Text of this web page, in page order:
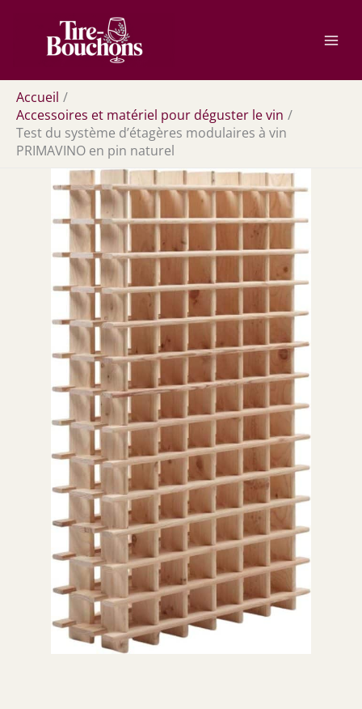
contenu
Accueil
Accessoires et matériel pour déguster le vin
Test du système d’étagères modulaires à vin
PRIMAVINO en pin naturel